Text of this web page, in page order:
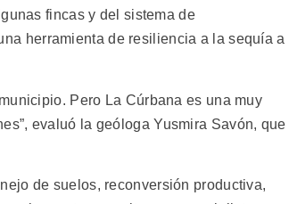
fincas y del sistema de
herramienta de resiliencia a la sequía a
Pero La Cúrbana es una muy
evaluó la geóloga Yusmira Savón, que
de suelos, reconversión productiva,